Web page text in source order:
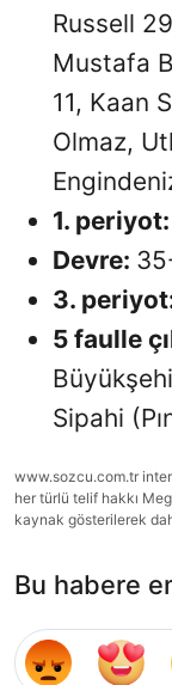
Russell
Mustafa
11, Kaan
Olmaz,
1. periyot:
Devre:
3.
5 faulle
Sipahi
www.sozcu.com.tr
her türlü telif hakkı
kaynak gösterilerek
Bu habere